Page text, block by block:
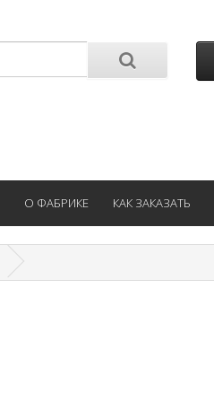
О ФАБРИКЕ КАК ЗАКАЗАТЬ